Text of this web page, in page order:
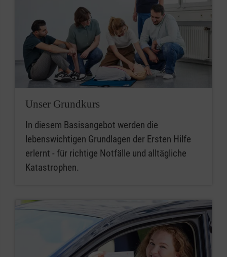
Unser Grundkurs
In diesem Basisangebot werden die
lebenswichtigen Grundlagen der Ersten Hilfe
erlernt - für richtige Notfälle und alltägliche
Katastrophen.